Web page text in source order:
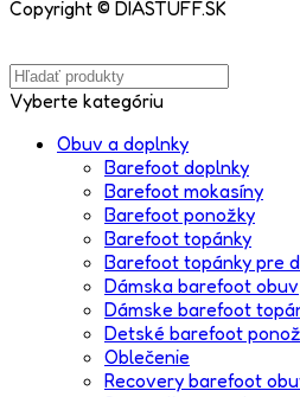
Copyright © DIASTUFF.SK
Vyberte kategóriu
Obuv a doplnky
Barefoot doplnky
Barefoot mokasíny
Barefoot ponožky
Barefoot topánky
Barefoot topánky pre
Dámska barefoot obuv
Dámske barefoot
Detské barefoot
Oblečenie
Recovery barefoot